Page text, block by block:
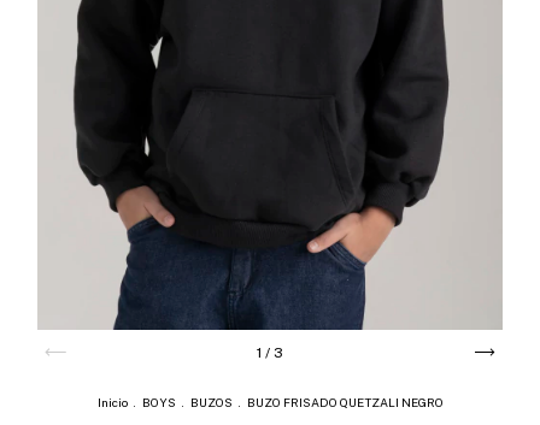
1 / 3
Inicio BOYS BUZOS BUZO FRISADO QUETZALI NEGRO